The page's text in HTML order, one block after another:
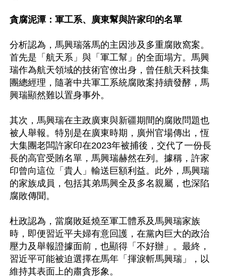
貪腐泥潭：軍工系、廣東幫與許家印的名單
分析認為，馬興瑞落馬的主因涉及多重腐敗窩案。
首先是「航天系」與「軍工幫」的全面塌方。馬興
瑞作為航天領域的技術官僚出身，曾任航天科技集
團總經理，隨著中共軍工系統腐敗案持續發酵，馬
興瑞顯然難以置身事外。
其次，馬興瑞在主政廣東與新疆期間的腐敗問題也
被人舉報。特別是在廣東時期，廣州官場傳出，恆
大集團老闆許家印在2023年被捕後，交代了一份長
長的高官受賄名單，馬興瑞赫然在列。據稱，許家
印曾向這位「貴人」輸送巨額利益。此外，馬興瑞
的家族成員，包括其弟馬興全及多名親屬，也深陷
腐敗傳聞。
杜政認為，當腐敗延燒至軍工體系及馬興瑞家族
時，即便習近平夫婦有意回護，在黨內巨大的政治
壓力及舉報證據面前，也顯得「不好辦」。最終，
習近平可能被迫選擇在馬年「揮淚斬馬興瑞」，以
維持其表面上的肅貪形象。